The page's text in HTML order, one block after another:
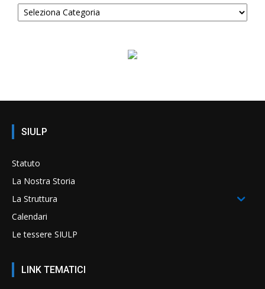
SIULP
Statuto
La Nostra Storia
La Struttura
Calendari
Le tessere SIULP
LINK TEMATICI